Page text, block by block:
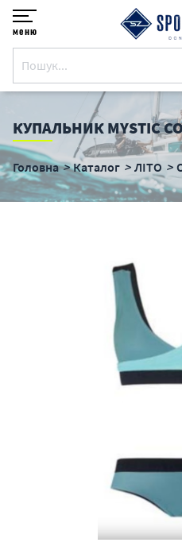
меню
КУПАЛЬНИК MYSTIC
Головна Каталог ЛІТО